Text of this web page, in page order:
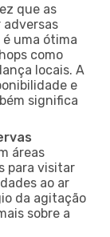
que as
adversas
uma ótima
como
locais. A
e
significa
áreas
para visitar
ao ar
da agitação
sobre a